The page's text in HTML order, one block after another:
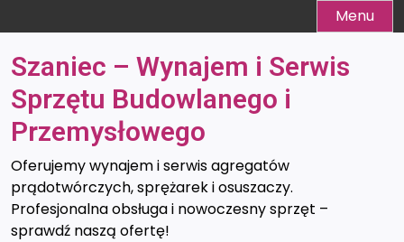
to
content
Menu
Szaniec – Wynajem i Serwis
Sprzętu Budowlanego i
Przemysłowego
Oferujemy wynajem i serwis agregatów
prądotwórczych, sprężarek i osuszaczy.
Profesjonalna obsługa i nowoczesny sprzęt –
sprawdź naszą ofertę!